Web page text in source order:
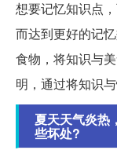
想要记忆知识点
而达到更好的记
食物，将知识与
明，通过将知识
夏天天气炎热
些坏处?